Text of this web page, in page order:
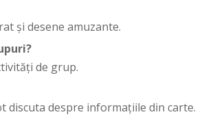
și desene amuzante.
de grup.
discuta despre informațiile din carte.